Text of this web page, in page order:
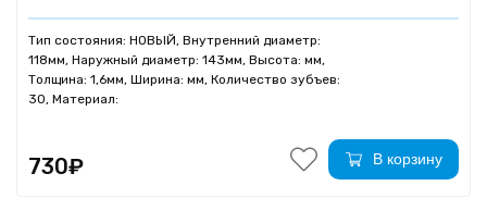
Тип состояния: НОВЫЙ, Внутренний диаметр:
118мм, Наружный диаметр: 143мм, Высота: мм,
Толщина: 1,6мм, Ширина: мм, Количество зубъев:
30, Материал:
730₽ В корзину